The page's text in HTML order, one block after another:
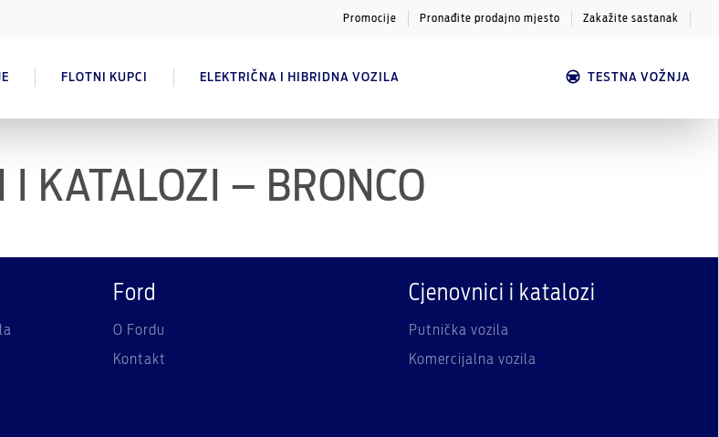
Promocije Pronađite prodajno mjesto Zakažite sastanak
FLOTNI KUPCI ELEKTRIČNA I HIBRIDNA VOZILA TESTNA VOŽNJA
I KATALOZI – BRONCO
Ford
O Fordu
Kontakt
Cjenovnici i katalozi
Putnička vozila
Komercijalna vozila